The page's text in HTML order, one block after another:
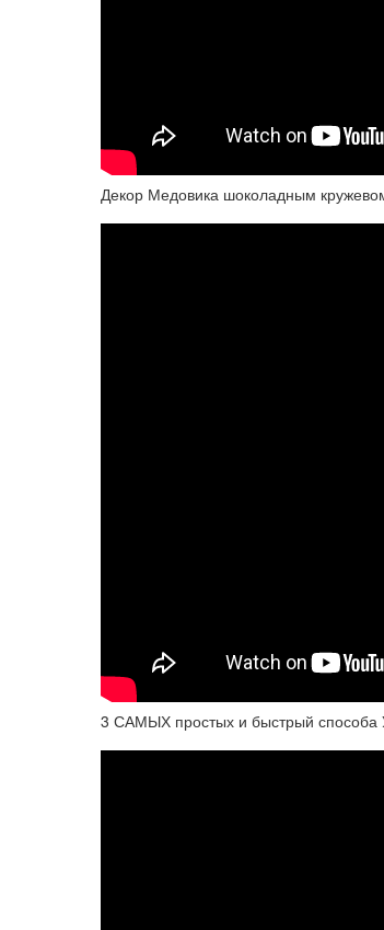
Декор Медовика шоколадным
3 САМЫХ простых и быстрый